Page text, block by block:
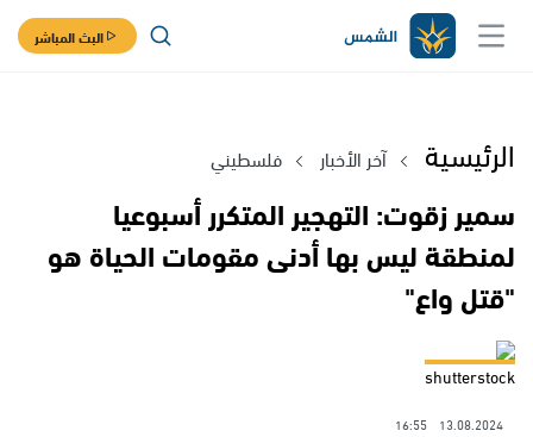
البث المباشر
الرئيسية آخر الأخبار فلسطيني
سمير زقوت: التهجير المتكرر أسبوعيا
لمنطقة ليس بها أدنى مقومات الحياة هو
"قتل واع"
shutterstock
13.08.2024
16:55